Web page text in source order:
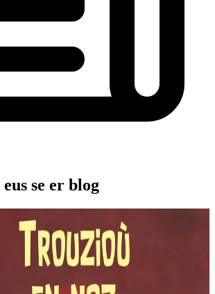
se er blog
ha plas da lenn...
o kousket evel ur broc'h en e wele
Logodenn en e wele bihan, e zaoulagad